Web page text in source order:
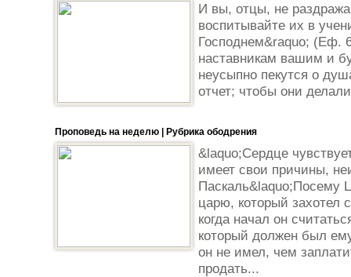
И вы, отцы, не
воспитывайте их в
Господнем&raquo; (Еф.
наставникам вашим и
неусыпно пекутся о
отчет; чтобы они
Проповедь на неделю | Рубрика ободрения
&laquo;Сердце
имеет свои причины,
Паскаль&laquo;Посему
царю, который захотел
когда начал он
который должен был
он не имел, чем
продать...